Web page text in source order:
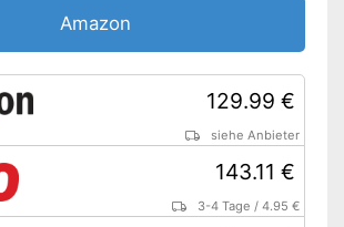
Amazon
129.99 €
siehe Anbieter
143.11 €
3-4 Tage /4.95 €